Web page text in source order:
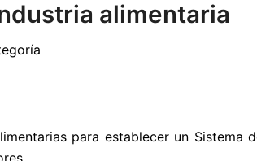
alimentaria
para establecer un